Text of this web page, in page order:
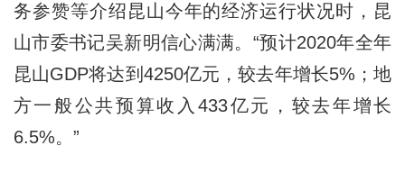
务参赞等介绍昆山今年的经济运行状况时，昆
山市委书记吴新明信心满满。“预计2020年全年
昆山GDP将达到4250亿元，较去年增长5%；地
方一般公共预算收入433亿元，较去年增长
6.5%。”